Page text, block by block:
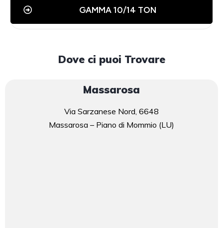
GAMMA 10/14 TON
Dove ci puoi Trovare
Massarosa
Via Sarzanese Nord, 6648
Massarosa – Piano di Mommio (LU)